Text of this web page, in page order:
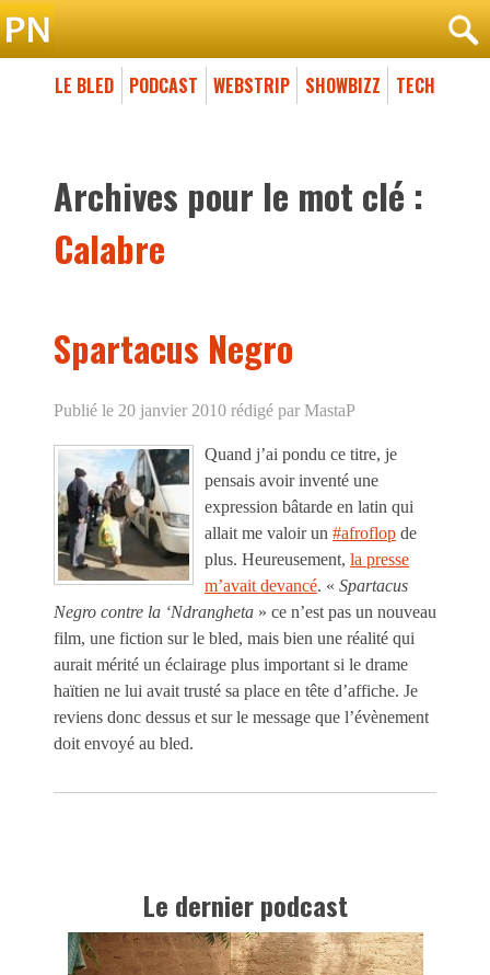
LE BLED PODCAST WEBSTRIP SHOWBIZZ TECH
Archives pour le mot clé :
Calabre
Spartacus Negro
Publié le 20 janvier 2010 rédigé par MastaP
Quand j’ai pondu ce titre, je
pensais avoir inventé une
expression bâtarde en latin qui
allait me valoir un #afroflop de
plus. Heureusement, la presse
m’avait devancé. « Spartacus
Negro contre la ‘Ndrangheta » ce n’est pas un nouveau
film, une fiction sur le bled, mais bien une réalité qui
aurait mérité un éclairage plus important si le drame
haïtien ne lui avait trusté sa place en tête d’affiche. Je
reviens donc dessus et sur le message que l’évènement
doit envoyé au bled.
Le dernier podcast